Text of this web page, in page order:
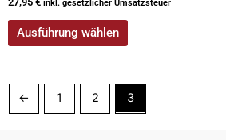
inkl. gesetzlicher Umsatzsteuer
Ausführung wählen
← 1 2 3